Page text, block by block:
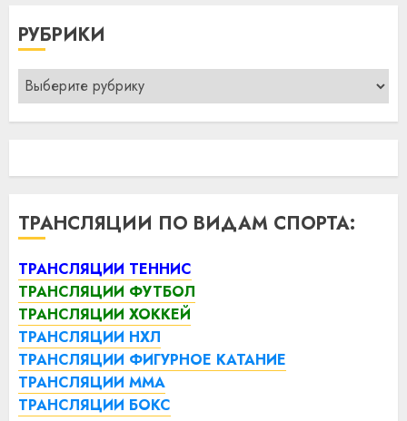
РУБРИКИ
Рубрики
ТРАНСЛЯЦИИ ПО ВИДАМ СПОРТА:
ТРАНСЛЯЦИИ ТЕННИС
ТРАНСЛЯЦИИ ФУТБОЛ
ТРАНСЛЯЦИИ ХОККЕЙ
ТРАНСЛЯЦИИ НХЛ
ТРАНСЛЯЦИИ ФИГУРНОЕ КАТАНИЕ
ТРАНСЛЯЦИИ ММА
ТРАНСЛЯЦИИ БОКС